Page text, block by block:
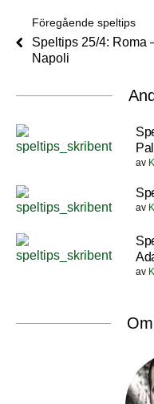
Föregående speltips
Speltips 25/4: Roma
Napoli
av
av
av